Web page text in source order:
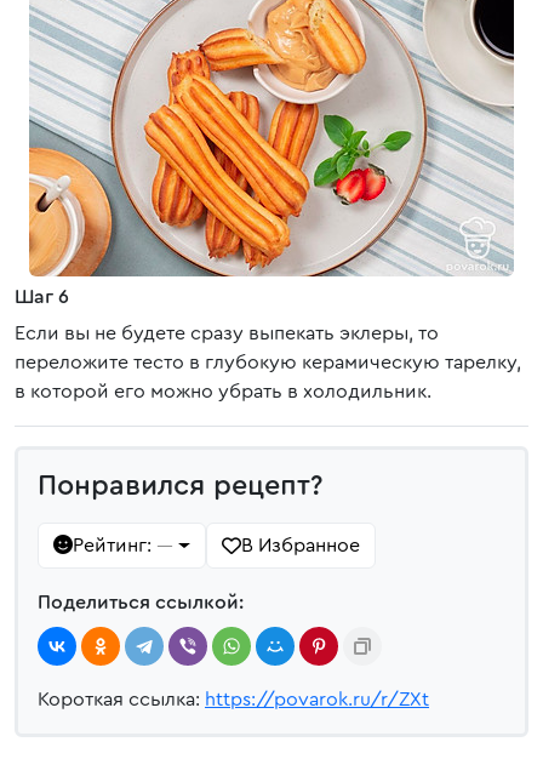
Шаг 6
Если вы не будете сразу выпекать эклеры, то
переложите тесто в глубокую керамическую тарелку,
в которой его можно убрать в холодильник.
Понравился рецепт?
Рейтинг: — В Избранное
Поделиться ссылкой:
Короткая ссылка: https://povarok.ru/r/ZXt